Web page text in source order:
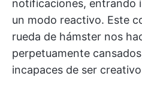
notificaciones, entrando
un modo reactivo. Este
rueda de hámster nos
perpetuamente
incapaces de ser